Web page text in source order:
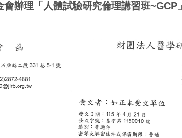
辦理「人體試驗研究倫理講習班~GCP」